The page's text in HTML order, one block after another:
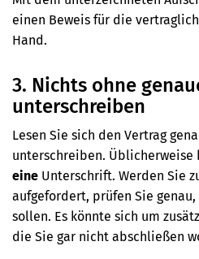
einen Beweis für die
Hand.
3. Nichts ohne
unterschreiben
Lesen Sie sich den Vertrag
unterschreiben. Üblicherweise
eine Unterschrift. Werden Sie
aufgefordert, prüfen Sie
sollen. Es könnte sich um
die Sie gar nicht abschließen